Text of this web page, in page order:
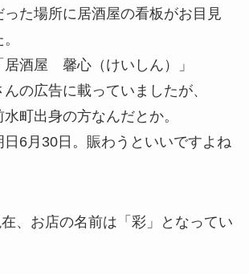
った場所に居酒屋の看板がお目見
居酒屋 馨心（けいしん）」
の広告に載っていましたが、
町出身の方なんだとか。
日6月30日。賑わうといいですよね
、お店の名前は「彩」となってい